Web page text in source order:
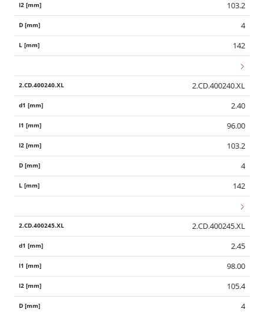
103.2
4
142
2.CD.400240.XL
2.40
96.00
103.2
4
142
2.CD.400245.XL
2.45
98.00
105.4
4